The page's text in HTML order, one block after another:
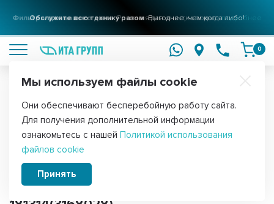
Фильтры для вашего домаРешения для очистки воды подробнее
0
Главная Запчасти для водонагревателей Датчики температуры
Термостат стержневой для
водонагревателя Thermex, Ariston,
Polaris, DEXP 20A до 70°С с
термозащитой на 83°С,
Мы используем файлы cookie
Они обеспечивают бесперебойную работу сайта.
Для получения дополнительной информации
ознакомьтесь с нашей Политикой использования
файлов cookie
Принять